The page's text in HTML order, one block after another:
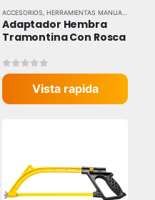
HERRAMIENTAS Y EQUIPOS INDUSTRIALES
ACCESORIOS HERRAMIENTAS MANUALES
Adaptador Hembra
Tramontina Con Rosca
0out of 5
Vista rapida